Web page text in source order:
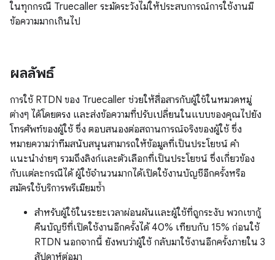
ในทุกกรณี Truecaller ระมัดระวังไม่ให้ประสบการณ์การใช้งานมี
ข้อความมากเกินไป
ผลลัพธ์
การใช้ RTDN ของ Truecaller ช่วยให้สื่อสารกับผู้ใช้ในหมวดหมู่
ต่างๆ ได้โดยตรง และส่งข้อความที่ปรับเปลี่ยนในแบบของคุณไปยัง
โทรศัพท์ของผู้ใช้ ซึ่ง ตอบสนองต่อสถานการณ์จริงของผู้ใช้ ซึ่ง
หมายความว่าทีมสนับสนุนสามารถให้ข้อมูลที่เป็นประโยชน์ คำ
แนะนำง่ายๆ รวมถึงลิงก์และตัวเลือกที่เป็นประโยชน์ ซึ่งเกี่ยวข้อง
กับแต่ละกรณีได้ ผู้ใช้จำนวนมากได้เปิดใช้งานบัญชีอีกครั้งหรือ
สมัครใช้บริการพรีเมียมซ้ำ
สำหรับผู้ใช้ในระยะเวลาผ่อนผันและผู้ใช้ที่ถูกระงับ พวกเขากู้
คืนบัญชีที่เปิดใช้งานอีกครั้งได้ 40% เทียบกับ 15% ก่อนใช้
RTDN นอกจากนี้ ยังพบว่าผู้ใช้ กลับมาใช้งานอีกครั้งภายใน 3
สัปดาห์ต่อมา